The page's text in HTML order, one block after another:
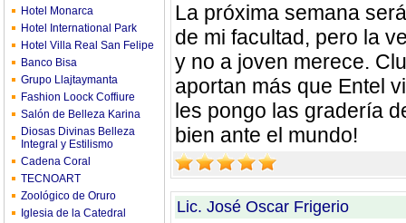
Hotel Monarca
Hotel International Park
Hotel Villa Real San Felipe
Banco Bisa
Grupo Llajtaymanta
Fashion Loock Coffiure
Salón de Belleza Karina
Diosas Divinas Belleza
Integral y Estilismo
Cadena Coral
TECNOART
Zoológico de Oruro
Iglesia de la Catedral
La próxima semana
de mi facultad, pero la
y no a joven merece.
aportan más que Entel
les pongo las gradería
bien ante el mundo!
Lic. José Oscar Frigerio